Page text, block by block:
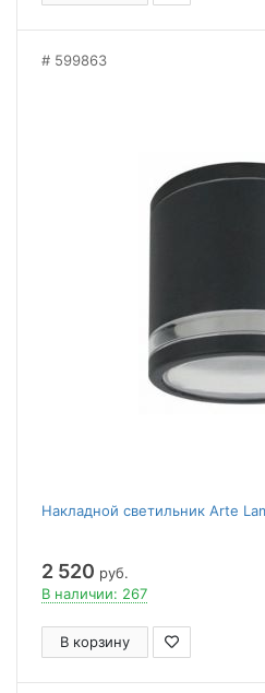
599863
Накладной светильник Arte
2 520 руб.
В наличии: 267
В корзину